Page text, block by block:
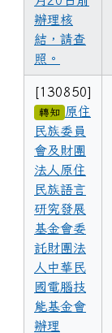
辦理核
結，請查
照。
[130850]
轉知
原住
民族委員
會及財團
法人原住
民族語言
研究發展
基金會委
託財團法
人中華民
國電腦技
能基金會
辦理